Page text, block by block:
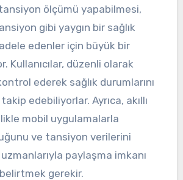
ölçümü yapabilmesi,
gibi yaygın bir sağlık
edenler için büyük bir
Kullanıcılar, düzenli olarak
ederek sağlık durumlarını
edebiliyorlar. Ayrıca, akıllı
mobil uygulamalarla
ve tansiyon verilerini
paylaşma imkanı
gerekir.